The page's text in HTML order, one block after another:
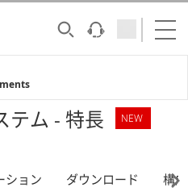
テム - 特長
NEW
ション ダウンロード 構